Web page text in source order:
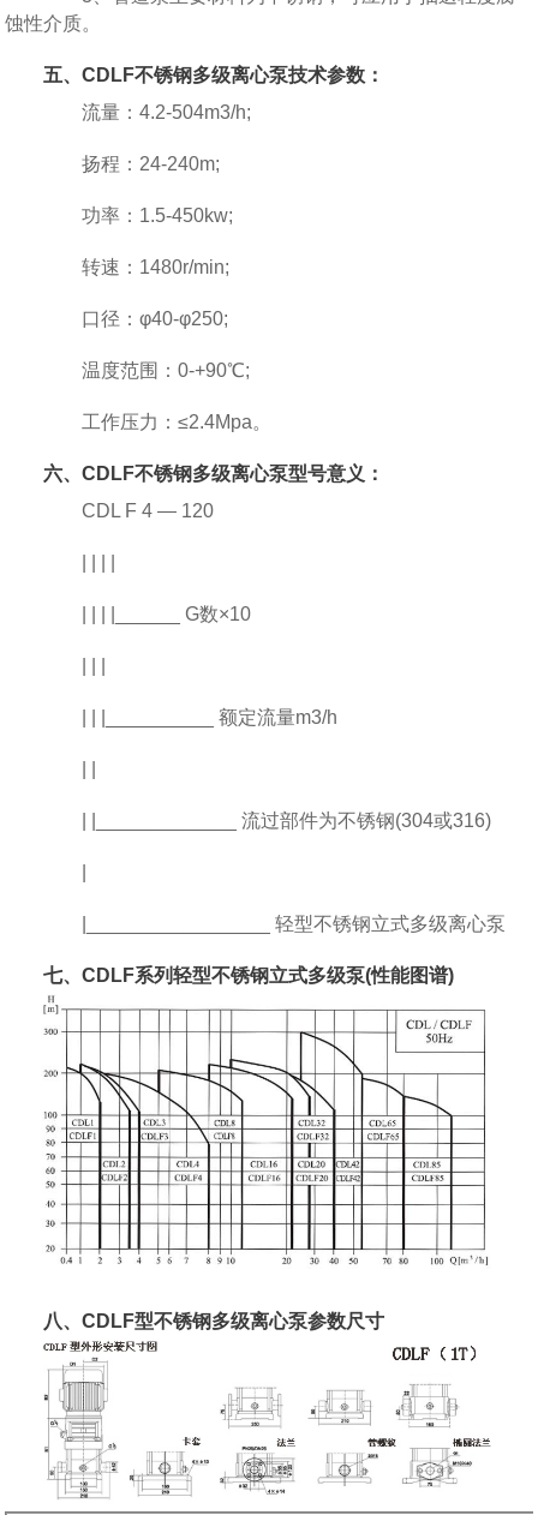
蚀性介质。
五、CDLF不锈钢多级离心泵技术参数：
流量：4.2-504m3/h;
扬程：24-240m;
功率：1.5-450kw;
转速：1480r/min;
口径：φ40-φ250;
温度范围：0-+90℃;
工作压力：≤2.4Mpa。
六、CDLF不锈钢多级离心泵型号意义：
CDL F 4 — 120
| | | |______ G数×10
| | |__________ 额定流量m3/h
| |_____________ 流过部件为不锈钢(304或316)
|_________________ 轻型不锈钢立式多级离心泵
七、CDLF系列轻型不锈钢立式多级泵(性能图谱)
八、CDLF型不锈钢多级离心泵参数尺寸